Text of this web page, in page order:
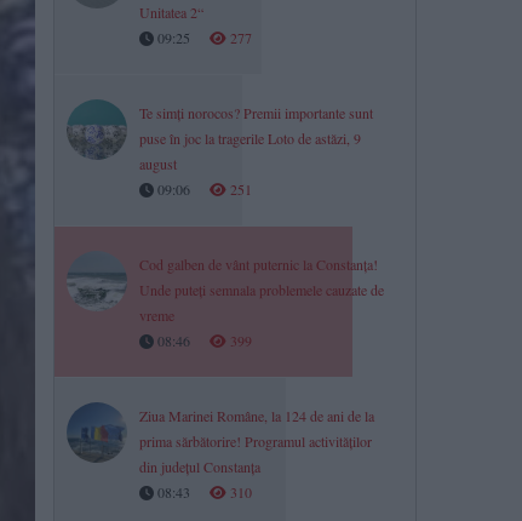
Unitatea 2“
09:25
277
Te simți norocos? Premii importante sunt
puse în joc la tragerile Loto de astăzi, 9
august
09:06
251
Cod galben de vânt puternic la Constanța!
Unde puteți semnala problemele cauzate de
vreme
08:46
399
Ziua Marinei Române, la 124 de ani de la
prima sărbătorire! Programul activităților
din județul Constanța
08:43
310